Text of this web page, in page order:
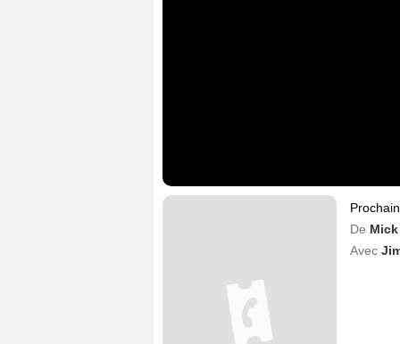
De
Avec